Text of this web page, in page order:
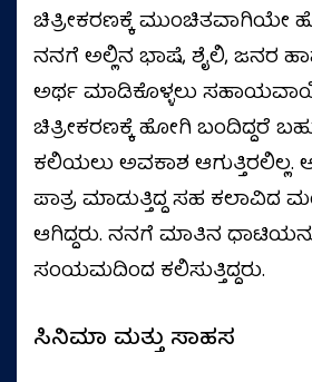
ಚಿತ್ರೀಕರಣಕ್ಕೆ ಮುಂಚಿತವಾಗಿಯೇ
ನನಗೆ ಅಲ್ಲಿನ ಭಾಷೆ, ಶೈಲಿ, ಜನರ
ಅರ್ಥ ಮಾಡಿಕೊಳ್ಳಲು
ಚಿತ್ರೀಕರಣಕ್ಕೆ ಹೋಗಿ ಬಂದಿದ್ದರೆ
ಕಲಿಯಲು ಅವಕಾಶ ಆಗುತ್ತಿರಲಿಲ್ಲ.
ಪಾತ್ರ ಮಾಡುತ್ತಿದ್ದ ಸಹ ಕಲಾವಿದ
ಆಗಿದ್ದರು. ನನಗೆ ಮಾತಿನ
ಸಂಯಮದಿಂದ ಕಲಿಸುತ್ತಿದ್ದರು.
ಸಿನಿಮಾ ಮತ್ತು ಸಾಹಸ